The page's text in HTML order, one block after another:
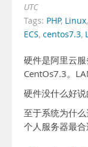
UTC
Tags: PHP, Linux,
ECS, centos7.3,
硬件是阿里云
CentOs7.3。
硬件没什么好说
至于系统为什
个人服务器最合